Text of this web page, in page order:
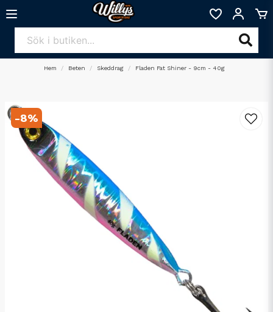
Hem Beten Skeddrag Fladen Fat Shiner - 9cm - 40g
-8%